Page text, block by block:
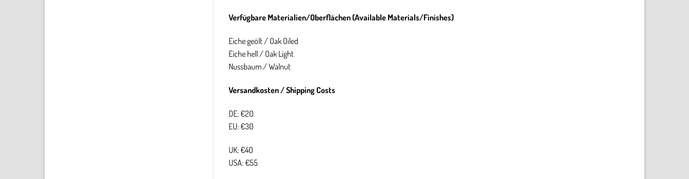
Verfügbare Materialien/Oberflächen (Available Materials/Finishes)
Eiche geölt / Oak Oiled
Eiche hell / Oak Light
Nussbaum / Walnut
Versandkosten / Shipping Costs
DE: €20
EU: €30
UK: €40
USA: €55